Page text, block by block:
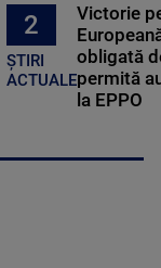
2
ȘTIRI
ACTUALE
Victorie
obligată
permită
la EPPO